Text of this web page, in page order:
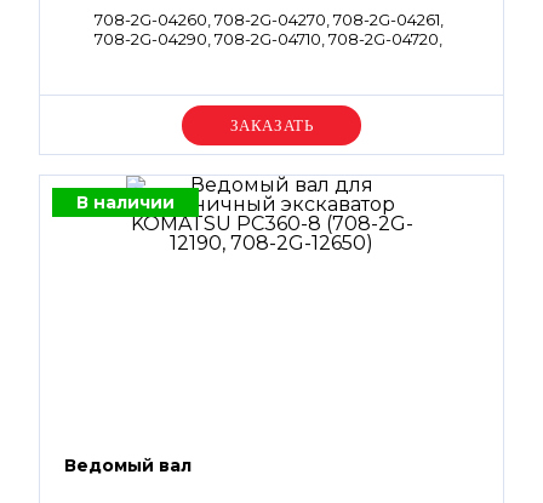
708-2G-04260, 708-2G-04270, 708-2G-04261,
708-2G-04290, 708-2G-04710, 708-2G-04720,
Уточняйте цену
В наличии
Ведомый вал